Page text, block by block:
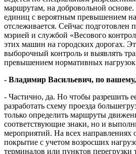
маршрутам, на добровольной
единиц с вероятным превышением
отслеживается. Сейчас подготовлен
мэрией и службой «Весового
этих машин на городских дорогах.
выборочный контроль и выявлять
превышением нормативных
- Владимир Васильевич, по
- Частично, да. Но чтобы разрешить
разработать схему проезда
только определить маршруты
соответствующие знаки, но и
мероприятий. На всех направлениях
покрытие с учетом возросших
терминалов или пунктов перегрузки